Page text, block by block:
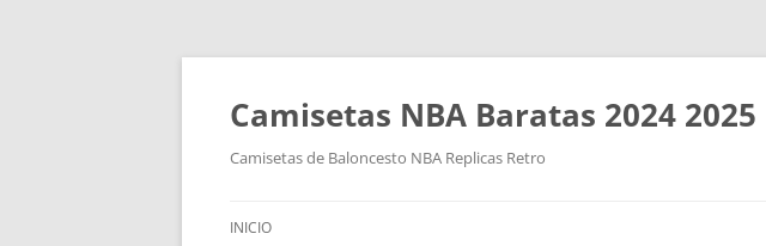
Camisetas NBA Baratas 2024 2025
Camisetas de Baloncesto NBA Replicas Retro
INICIO